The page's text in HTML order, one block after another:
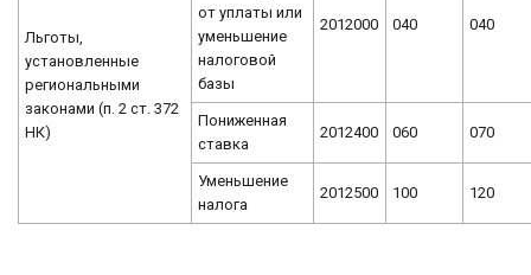
Льготы,
установленные
региональными
законами (п. 2 ст. 372
НК)
от уплаты или
уменьшение
налоговой
базы
2012000 040 040
Пониженная
ставка
2012400 060 070
Уменьшение
налога
2012500 100 120